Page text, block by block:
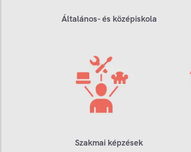
Általános- és középiskola
Szakmai képzések